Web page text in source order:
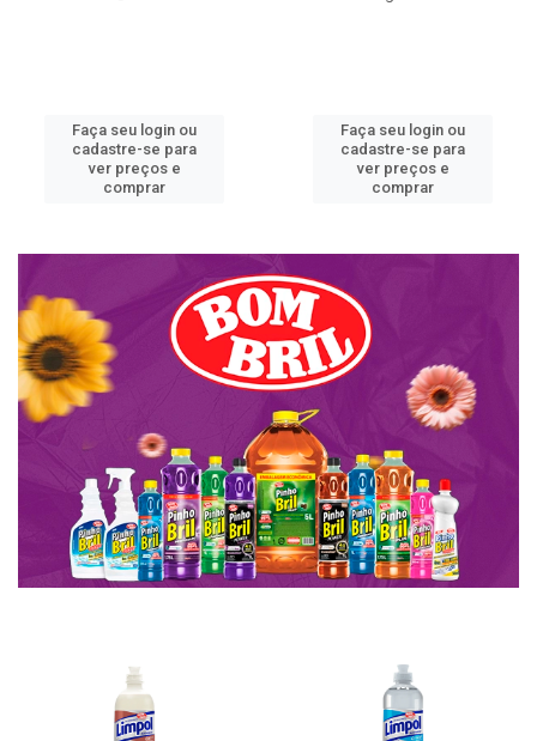
Faça seu login ou
cadastre-se para
ver preços e
comprar
Faça seu login ou
cadastre-se para
ver preços e
comprar